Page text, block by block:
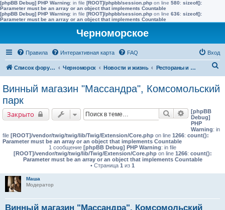
[phpBB Debug] PHP Warning: in file [ROOT]/phpbb/session.php on line 580: sizeof():
Parameter must be an array or an object that implements Countable
[phpBB Debug] PHP Warning: in file [ROOT]/phpbb/session.php on line 636: sizeof():
Parameter must be an array or an object that implements Countable
Черноморское
Правила Интерактивная карта FAQ Вход
Список форумов Черноморск Новости и жизнь Рестораны и кафе, бары
Винный магазин "Массандра", Комсомольский
парк
Закрыто Поиск
[phpBB
Debug]
PHP
Warning: in
file [ROOT]/vendor/twig/twig/lib/Twig/Extension/Core.php on line 1266: count():
Parameter must be an array or an object that implements Countable
1 сообщение [phpBB Debug] PHP Warning: in file
[ROOT]/vendor/twig/twig/lib/Twig/Extension/Core.phpon line 1266: count():
Parameter must be an array or an object that implements Countable
• Страница 1 из 1
Маша
Модератор
Винный магазин "Массандра", Комсомольский